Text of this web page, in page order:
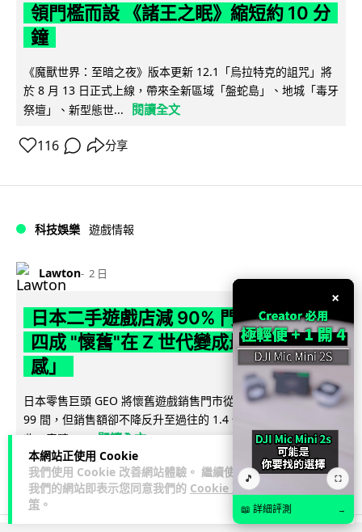
本網站正使用 Cookie
我們使用 Cookie 改善網站體驗。 繼續使用
我們的網站即表示您同意我們的 Cookie 政
策 。
領門檻而設 《諸王之眠》縮短約 10 分
鐘
《魔獸世界：至暗之夜》版本更新 12.1「烏拉特克的詛咒」將
於 8 月 13 日正式上線，帶來全新區域「盤蛇島」、地城「毒牙
祭壇」、新型態世...
閱讀全文
116 分享
科技娛樂 遊戲情報
Lawton 2 日
日本二手遊戲店減 90% 門市 業績反增
四成 "懷舊"在 Z 世代變成最潮「新鮮
感」
日本零售巨頭 GEO 將懷舊遊戲銷售門市從 1,000 間大幅減至
99 間，但銷售額卻不降反升至過往的 1.4 倍。做到「減店增
收」奇蹟，... 閱讀全文
268 20 ↗ 分享
×
🎵 ⛶
📖 詳細評測 →